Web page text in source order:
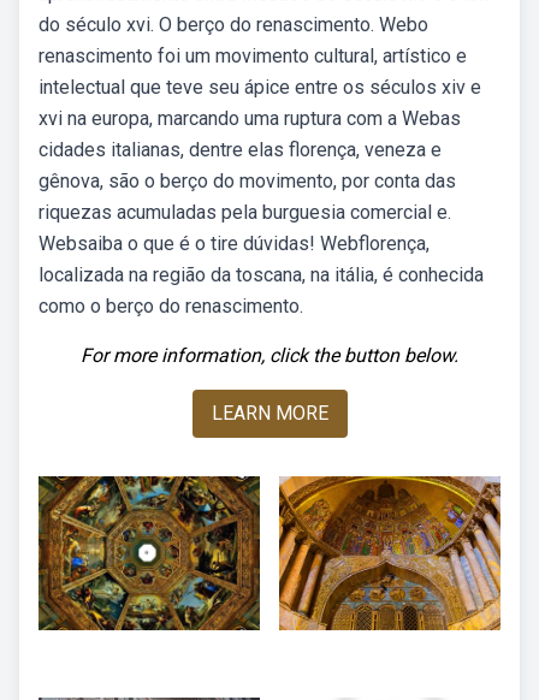
do século xvi. O berço do renascimento. Webo
renascimento foi um movimento cultural, artístico e
intelectual que teve seu ápice entre os séculos xiv e
xvi na europa, marcando uma ruptura com a Webas
cidades italianas, dentre elas florença, veneza e
gênova, são o berço do movimento, por conta das
riquezas acumuladas pela burguesia comercial e.
Websaiba o que é o tire dúvidas! Webflorença,
localizada na região da toscana, na itália, é conhecida
como o berço do renascimento.
For more information, click the button below.
LEARN MORE